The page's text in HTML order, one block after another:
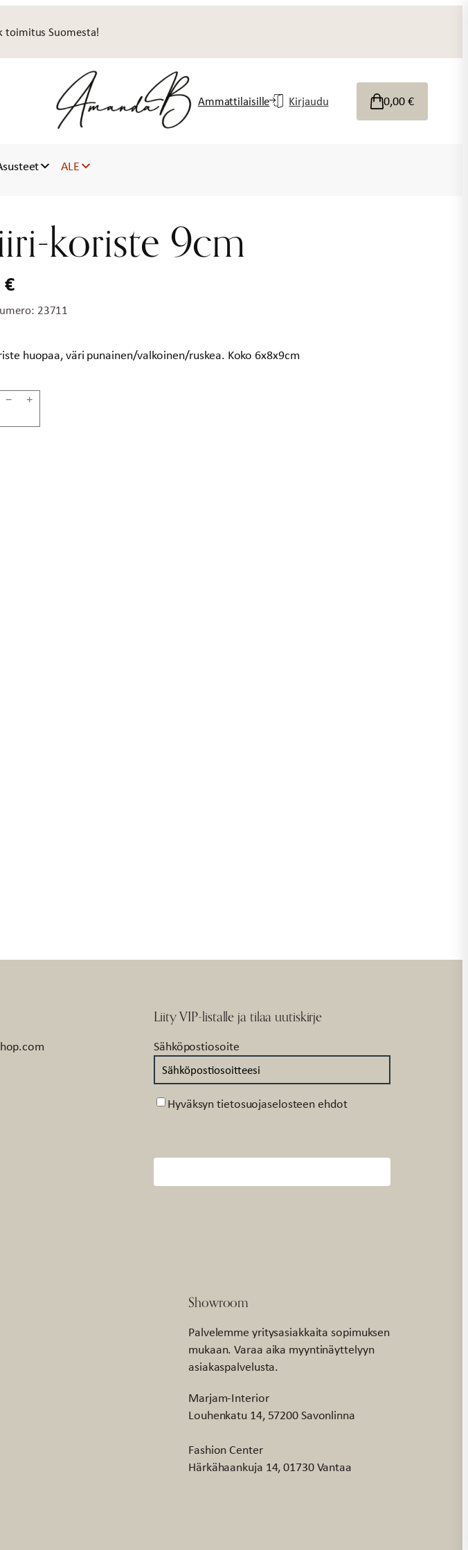
toimitus Suomesta!
Ammattilaisille Kirjaudu 0,00€
ALE
koriste 9cm
€
23711
huopaa, väri punainen/valkoinen/ruskea. Koko 6x8x9cm
− +
Liity VIP-listalle ja tilaa uutiskirje
Sähköpostiosoite
Suostumus
Hyväksyn tietosuojaselosteen ehdot
Showroom
Palvelemme yritysasiakkaita sopimuksen
mukaan. Varaa aika myyntinäyttelyyn
asiakaspalvelusta.
Marjam-Interior
Louhenkatu 14, 57200 Savonlinna
Fashion Center
Härkähaankuja 14, 01730 Vantaa